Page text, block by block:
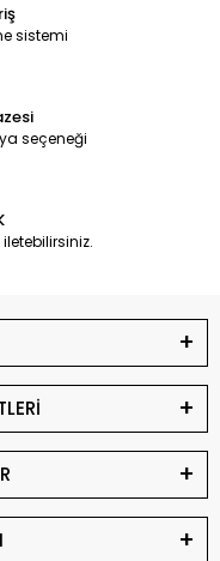
sistemi
seçeneği